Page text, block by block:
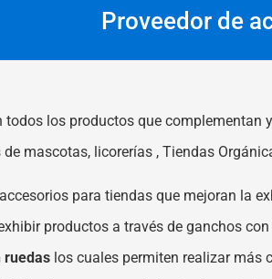
Proveedor de
todos los productos que complementan
mascotas, licorerías , Tiendas
para tiendas que mejoran la
productos a través de ganchos
ruedas los cuales permiten realizar